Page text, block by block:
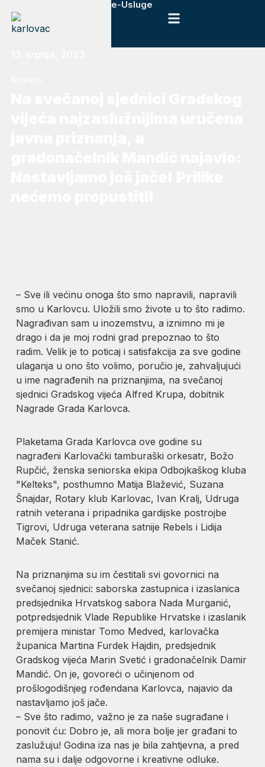
e-Usluge
– Sve ili većinu onoga što smo napravili, napravili
smo u Karlovcu. Uložili smo živote u to što radimo.
Nagrađivan sam u inozemstvu, a iznimno mi je
drago i da je moj rodni grad prepoznao to što
radim. Velik je to poticaj i satisfakcija za sve godine
ulaganja u ono što volimo, poručio je, zahvaljujući
u ime nagrađenih na priznanjima, na svečanoj
sjednici Gradskog vijeća Alfred Krupa, dobitnik
Nagrade Grada Karlovca.
Plaketama Grada Karlovca ove godine su
nagrađeni Karlovački tamburaški orkesatr, Božo
Rupčić, ženska seniorska ekipa Odbojkaškog kluba
"Kelteks", posthumno Matija Blažević, Suzana
Šnajdar, Rotary klub Karlovac, Ivan Kralj, Udruga
ratnih veterana i pripadnika gardijske postrojbe
Tigrovi, Udruga veterana satnije Rebels i Lidija
Maček Stanić.
Na priznanjima su im čestitali svi govornici na
svečanoj sjednici: saborska zastupnica i izaslanica
predsjednika Hrvatskog sabora Nada Murganić,
potpredsjednik Vlade Republike Hrvatske i izaslanik
premijera ministar Tomo Medved, karlovačka
županica Martina Furdek Hajdin, predsjednik
Gradskog vijeća Marin Svetić i gradonačelnik Damir
Mandić. On je, govoreći o učinjenom od
prošlogodišnjeg rođendana Karlovca, najavio da
nastavljamo još jače.
– Sve što radimo, važno je za naše sugrađane i
ponovit ću: Dobro je, ali mora bolje jer građani to
zaslužuju! Godina iza nas je bila zahtjevna, a pred
nama su i dalje odgovorne i kreativne odluke.